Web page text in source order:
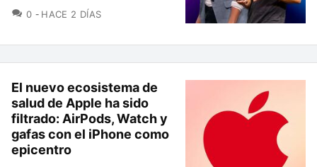
0 COMENTARIOS
HACE 2 DÍAS
El nuevo ecosistema de
salud de Apple ha sido
filtrado: AirPods, Watch y
gafas con el iPhone como
epicentro